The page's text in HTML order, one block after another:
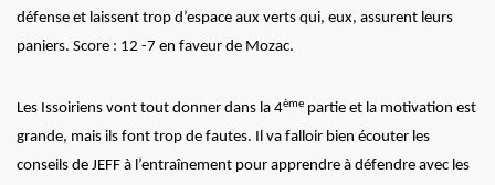
défense et laissent trop d’espace aux verts qui, eux, assurent leurs
paniers. Score : 12 -7 en faveur de Mozac.
Les Issoiriens vont tout donner dans la 4ème partie et la motivation est
grande, mais ils font trop de fautes. Il va falloir bien écouter les
conseils de JEFF à l’entraînement pour apprendre à défendre avec les